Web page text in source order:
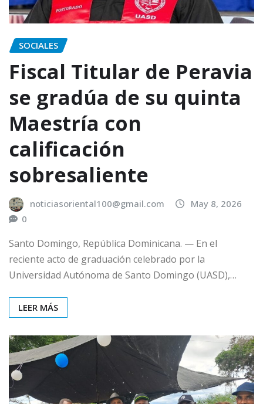
SOCIALES
Fiscal Titular de Peravia
se gradúa de su quinta
Maestría con
calificación
sobresaliente
noticiasoriental100@gmail.com
May 8, 2026
0
Santo Domingo, República Dominicana. — En el
reciente acto de graduación celebrado por la
Universidad Autónoma de Santo Domingo (UASD),…
LEER MÁS